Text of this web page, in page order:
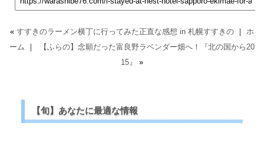
« すすきのラーメン横丁に行ってみた正直な感想 in 札幌すすきの ｜ ホ
ーム ｜
【ふらの】念願だった富良野ラベンダー畑へ！『北の国から20
15』
»
【旬】あなたに最適な情報